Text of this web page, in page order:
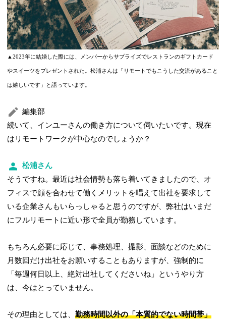
▲2023年に結婚した際には、メンバーからサプライズでレストランのギフトカード
やスイーツをプレゼントされた。松浦さんは「リモートでもこうした交流があること
は嬉しいです」と語っています。
編集部
続いて、インユーさんの働き方について伺いたいです。現在
はリモートワークが中心なのでしょうか？
松浦さん
そうですね。最近は社会情勢も落ち着いてきましたので、オ
フィスで顔を合わせて働くメリットを唱えて出社を要求して
いる企業さんもいらっしゃると思うのですが、弊社はいまだ
にフルリモートに近い形で全員が勤務しています。
もちろん必要に応じて、事務処理、撮影、面談などのために
月数回だけ出社をお願いすることもありますが、強制的に
「毎週何日以上、絶対出社してくださいね」というやり方
は、今はとっていません。
その理由としては、勤務時間以外の「本質的でない時間帯」